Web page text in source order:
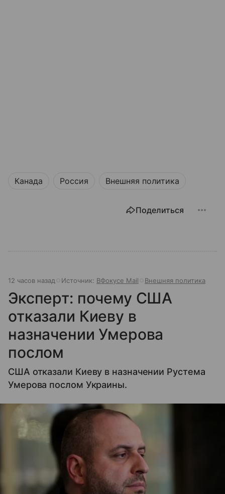
Канада Россия Внешняя политика
Поделиться
12 часов назад Источник: ВФокусе Mail Внешняя политика
Эксперт: почему США
отказали Киеву в
назначении Умерова
послом
США отказали Киеву в назначении Рустема
Умерова послом Украины.